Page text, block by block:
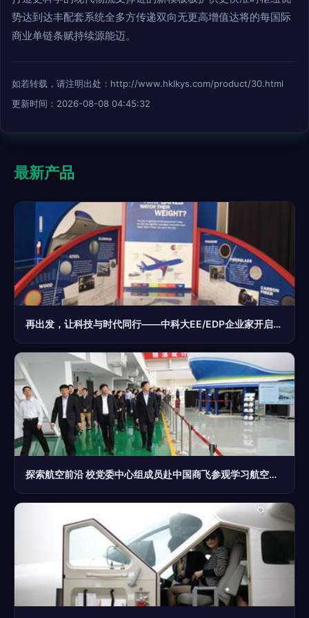
势达到达丰配套系统全多方传递双向无更高增值达将的每国际
商业单链条赋持续源能迈。
如若转载，请注明出处：http://www.hklkys.com/product/30.html
更新时间：2026-08-08 04:45:32
最新产品
再出发，让科技与时代同行——中科大EE/EDP企业家开启美国西海岸科技、金融、名校、名企商务投资游学之旅
探索航空前沿 校党委中心组成员赴中国商飞参观学习航空商务服务